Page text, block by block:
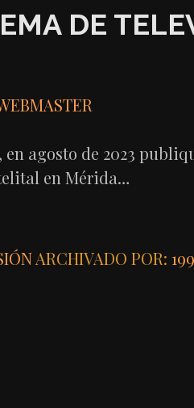
DE
agosto de 2023
en Mérida…
ARCHIVADO POR: